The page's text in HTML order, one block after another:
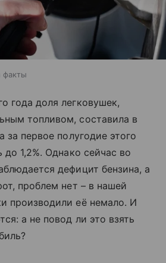
факты
года доля легковушек,
топливом, составила в
за первое полугодие этого
до 1,2%. Однако сейчас во
дефицит бензина, а
проблем нет – в нашей
производили её немало. И
а не повод ли это взять